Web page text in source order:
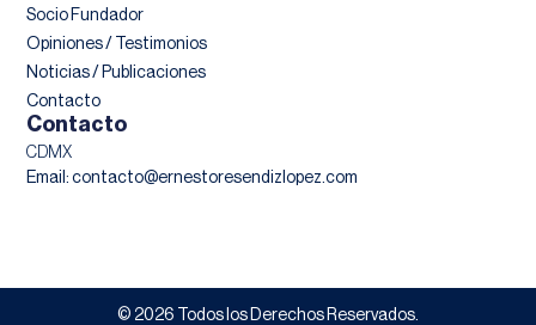
Socio Fundador
Opiniones / Testimonios
Noticias / Publicaciones
Contacto
Contacto
CDMX
Email: contacto@ernestoresendizlopez.com
© 2026 Todos los Derechos Reservados.